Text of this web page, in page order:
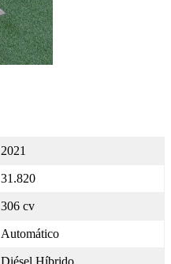
2021
31.820
306 cv
Automático
Diésel Híbrido